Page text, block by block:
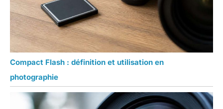
Compact Flash : définition et utilisation en
photographie